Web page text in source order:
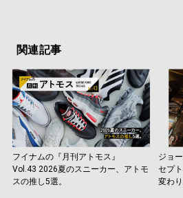
関連記事
フイナムの『月刊アトモス』
Vol.43 2026夏のスニーカー、アトモ
スの推し5選。
ジョ
セプ
変わり